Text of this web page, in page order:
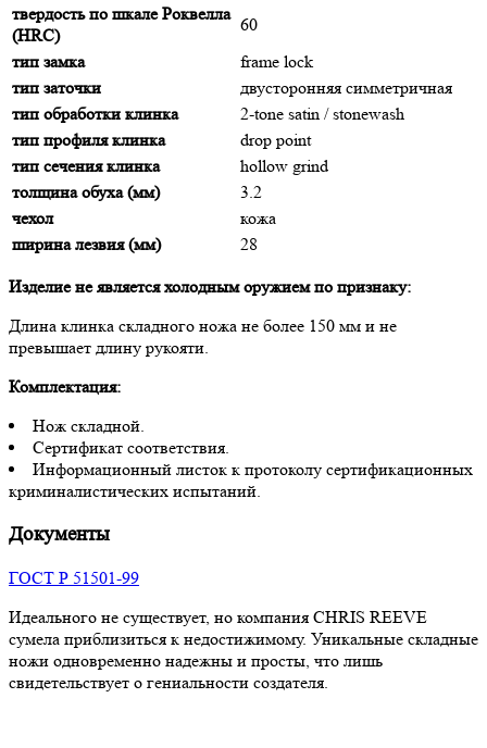
твердость по шкале Роквелла
(HRC)
60
тип замка
frame lock
тип заточки
двусторонняя симметричная
тип обработки клинка
2-tone satin / stonewash
тип профиля клинка
drop point
тип сечения клинка
hollow grind
толщина обуха (мм)
3.2
чехол
кожа
ширина лезвия (мм)
28
Изделие не является холодным оружием по признаку:
Длина клинка складного ножа не более 150 мм и не
превышает длину рукояти.
Комплектация:
Нож складной.
Сертификат соответствия.
Информационный листок к протоколу сертификационных
криминалистических испытаний.
Документы
ГОСТ Р 51501-99
Идеального не существует, но компания CHRIS REEVE
сумела приблизиться к недостижимому. Уникальные складные
ножи одновременно надежны и просты, что лишь
свидетельствует о гениальности создателя.